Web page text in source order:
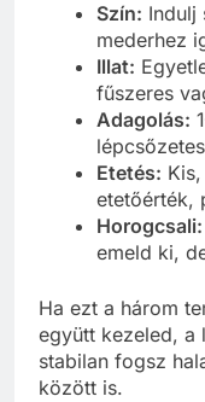
Szín: Indulj
mederhez
Illat:
fűszeres
Adagolás:
Etetés:
etetőérték,
Horogcsali:
emeld ki,
Ha ezt a három
együtt kezeled, a
stabilan fogsz
között is.